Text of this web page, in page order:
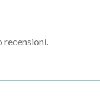
recensioni.